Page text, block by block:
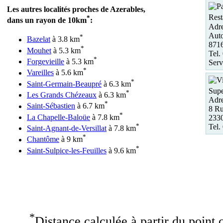
Les autres localités proches de Azerables,
dans un rayon de 10km*:
Bazelatà 3.8 km*
Mouhet à 5.3 km*
Forgevieille à 5.3 km*
Vareilles à 5.6 km*
Saint-Germain-Beaupré à 6.3 km*
Les Grands Chézeaux à 6.3 km*
Saint-Sébastien à 6.7 km*
La Chapelle-Baloüe à 7.8 km*
Saint-Agnant-de-Versillat à 7.8 km*
Chantôme à 9 km*
Saint-Sulpice-les-Feuilles à 9.6 km*
Tel.
8
Tel.
*